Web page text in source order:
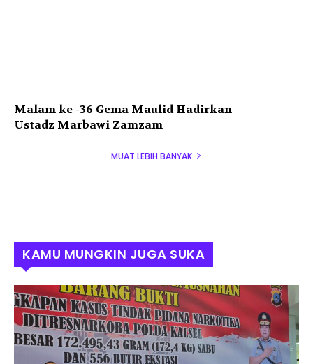
Malam ke -36 Gema Maulid Hadirkan
Ustadz Marbawi Zamzam
MUAT LEBIH BANYAK
KAMU MUNGKIN JUGA SUKA